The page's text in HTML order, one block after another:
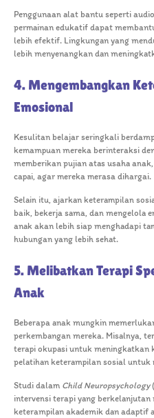
Penggunaan alat bantu seperti
permainan edukatif dapat
lebih efektif. Lingkungan yang
lebih menyenangkan dan
4. Mengembangkan
Emosional
Kesulitan belajar seringkali
kemampuan mereka berinteraksi
memberikan pujian atas usaha
capai, agar mereka merasa dihargai.
Selain itu, ajarkan keterampilan
baik, bekerja sama, dan mengelola
anak akan lebih siap menghadapi
hubungan yang lebih sehat.
5. Melibatkan Terapi
Anak
Beberapa anak mungkin
perkembangan mereka. Misalnya,
terapi okupasi untuk
pelatihan keterampilan sosial
Studi dalam Child Neuropsychology
intervensi terapi yang
keterampilan akademik dan adaptif